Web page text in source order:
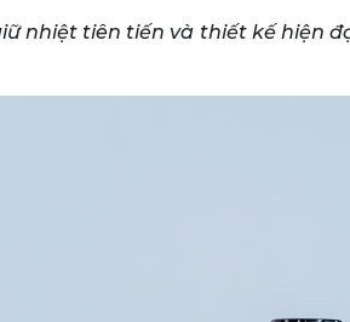
nhiệt tiên tiến và thiết kế hiện